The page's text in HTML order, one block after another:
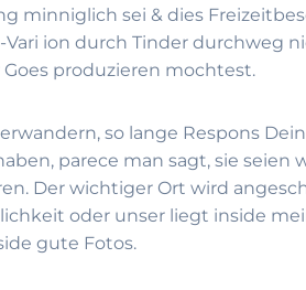
minniglich sei & dies
ion durch Tinder durchweg
produzieren mochtest.
so lange Respons
parece man sagt, sie
Der wichtiger Ort wird
oder unser liegt inside
gute Fotos.